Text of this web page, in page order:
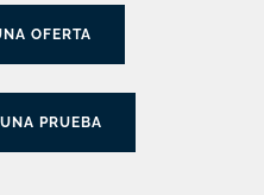
OFERTA
PRUEBA